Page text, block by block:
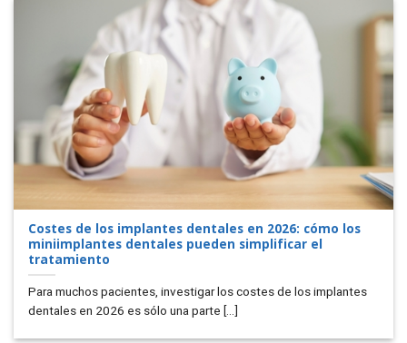
Costes de los implantes dentales en 2026: cómo los
miniimplantes dentales pueden simplificar el
tratamiento
Para muchos pacientes, investigar los costes de los implantes
dentales en 2026 es sólo una parte [...]